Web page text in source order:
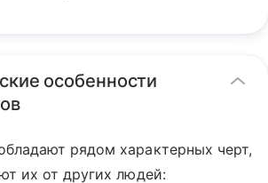
особенности
рядом характерных черт,
их от других людей: